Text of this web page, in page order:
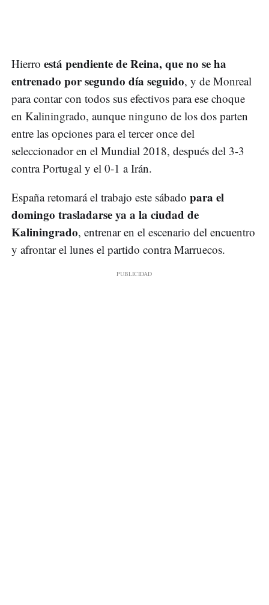
Hierro está pendiente de Reina, que no se ha
entrenado por segundo día seguido, y de Monreal
para contar con todos sus efectivos para ese choque
en Kaliningrado, aunque ninguno de los dos parten
entre las opciones para el tercer once del
seleccionador en el Mundial 2018, después del 3-3
contra Portugal y el 0-1 a Irán.
España retomará el trabajo este sábado para el
domingo trasladarse ya a la ciudad de
Kaliningrado, entrenar en el escenario del encuentro
y afrontar el lunes el partido contra Marruecos.